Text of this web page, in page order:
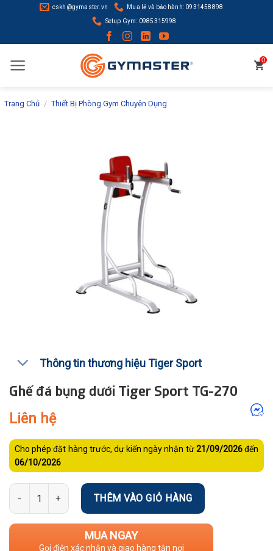
cskh@gymaster.vn Mua lẻ và bảo hành: 0931458898
Setup Gym: 0985315998
0
Trang Chủ / Thiết Bị Phòng Gym Chuyên Dụng
Thông tin thương hiệu Tiger Sport
Ghế đá bụng dưới Tiger Sport TG-270
Liên hệ
Cho phép đặt hàng trước, dự kiến ngày nhận từ21/09/2026đến
06/10/2026
Số lượng
THÊM VÀO GIỎ HÀNG
MUA NGAY
Gọi điện xác nhận và giao hàng tận nơi